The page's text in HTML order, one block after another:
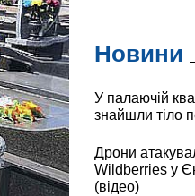
Новини
У палаючій
знайшли тіло
Дрони
Wildberries у
(відео)